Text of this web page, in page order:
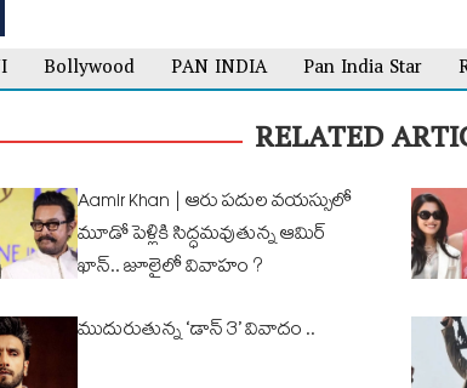
Bollywood PAN INDIA Pan India Star
RELATED
Aamir Khan | ఆరు ప‌దుల వ‌య‌స్సులో
మూడో పెళ్లికి సిద్ధమవుతున్న ఆమిర్
ఖాన్.. జూలైలో వివాహం ?
ముదురుతున్న ‘డాన్ 3’ వివాదం ..